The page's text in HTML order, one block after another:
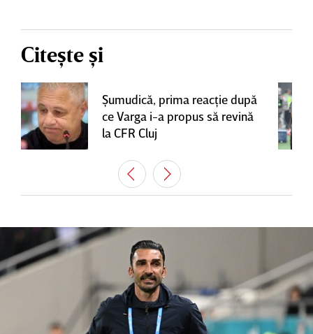
Citește și
Şumudică, prima reacţie după
ce Varga i-a propus să revină
la CFR Cluj